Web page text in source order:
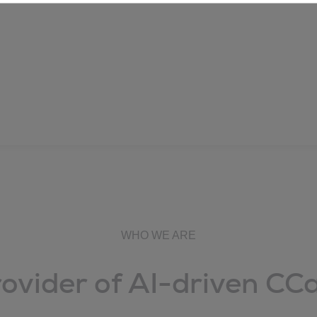
WHO WE ARE
of AI-driven